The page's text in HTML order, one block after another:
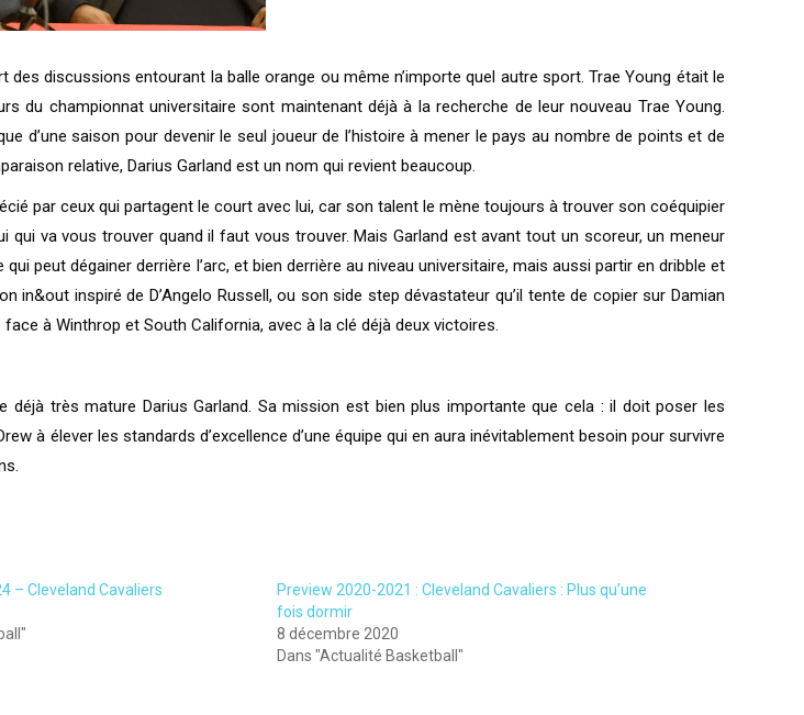
des discussions entourant la balle orange ou même n’importe quel autre sport. Trae Young était le
du championnat universitaire sont maintenant déjà à la recherche de leur nouveau Trae Young.
d’une saison pour devenir le seul joueur de l’histoire à mener le pays au nombre de points et de
relative, Darius Garland est un nom qui revient beaucoup.
par ceux qui partagent le court avec lui, car son talent le mène toujours à trouver son coéquipier
qui va vous trouver quand il faut vous trouver. Mais Garland est avant tout un scoreur, un meneur
peut dégainer derrière l’arc, et bien derrière au niveau universitaire, mais aussi partir en dribble et
in&out inspiré de D’Angelo Russell, ou son side step dévastateur qu’il tente de copier sur Damian
à Winthrop et South California, avec à la clé déjà deux victoires.
très mature Darius Garland. Sa mission est bien plus importante que cela : il doit poser les
à élever les standards d’excellence d’une équipe qui en aura inévitablement besoin pour survivre
– Cleveland Cavaliers
Preview 2020-2021 : Cleveland Cavaliers : Plus qu’une
fois dormir
8 décembre 2020
Dans "Actualité Basketball"